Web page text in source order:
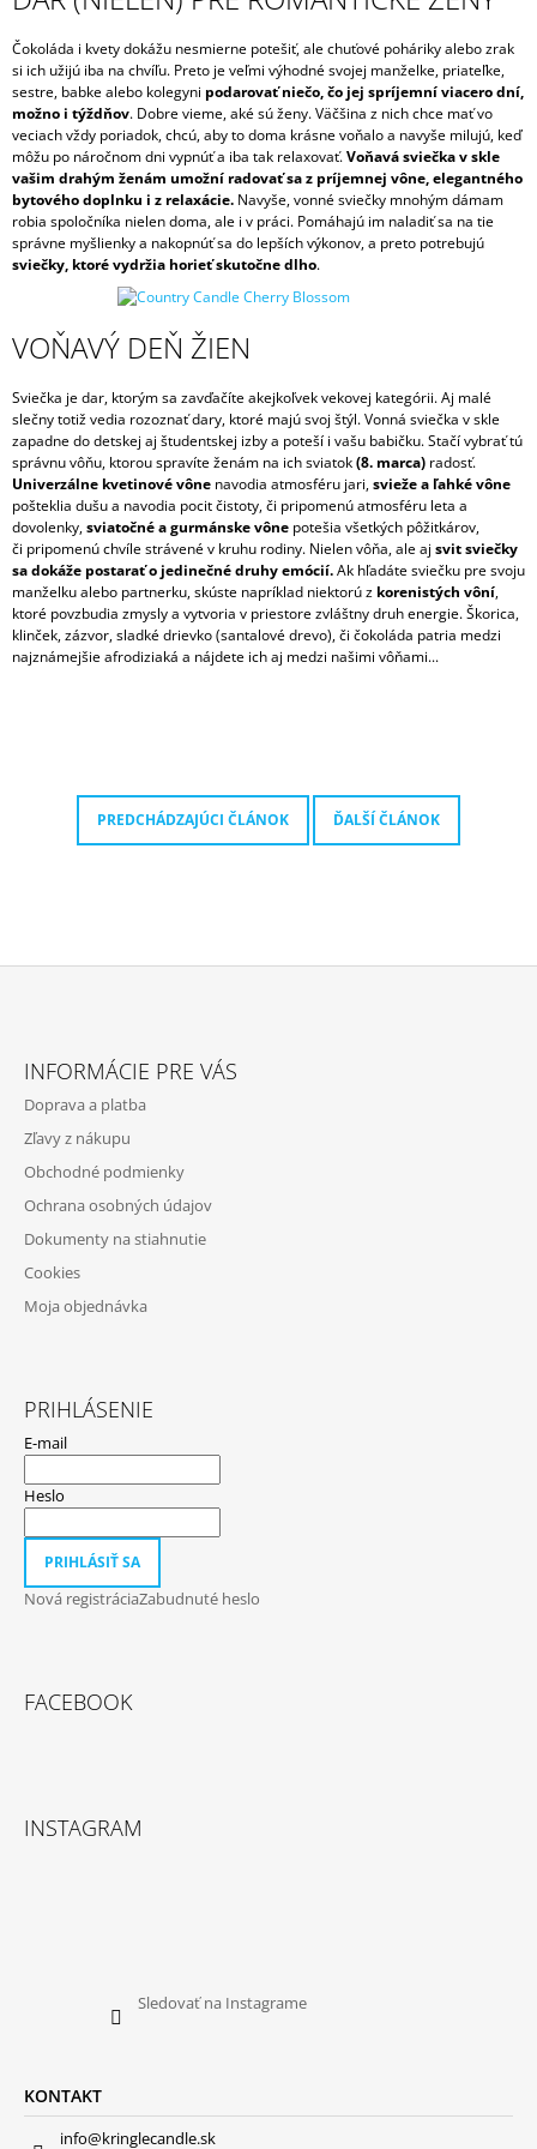
Čokoláda i kvety dokážu nesmierne potešiť, ale chuťové poháriky alebo zrak
si ich užijú iba na chvíľu. Preto je veľmi výhodné svojej manželke, priateľke,
sestre, babke alebo kolegyni podarovať niečo, čo jej spríjemní viacero dní,
možno i týždňov. Dobre vieme, aké sú ženy. Väčšina z nich chce mať vo
veciach vždy poriadok, chcú, aby to doma krásne voňalo a navyše milujú, keď
môžu po náročnom dni vypnúť a iba tak relaxovať.Voňavá sviečka v skle
vašim drahým ženám umožní radovať sa z príjemnej vône, elegantného
bytového doplnku i z relaxácie. Navyše, vonné sviečky mnohým dámam
robia spoločníka nielen doma, ale i v práci. Pomáhajú im naladiť sa na tie
správne myšlienky a nakopnúť sa do lepších výkonov, a preto potrebujú
sviečky, ktoré vydržia horieť skutočne dlho.
VOŇAVÝ DEŇ ŽIEN
Sviečka je dar, ktorým sa zavďačíte akejkoľvek vekovej kategórii. Aj malé
slečny totiž vedia rozoznať dary, ktoré majú svoj štýl. Vonná sviečka v skle
zapadne do detskej aj študentskej izby a poteší i vašu babičku. Stačí vybrať tú
správnu vôňu, ktorou spravíte ženám na ich sviatok(8. marca) radosť.
Univerzálne kvetinové vône navodia atmosféru jari,svieže a ľahké vône
pošteklia dušu a navodia pocit čistoty, či pripomenú atmosféru leta a
dovolenky,sviatočné a gurmánske vône potešia všetkých pôžitkárov,
či pripomenú chvíle strávené v kruhu rodiny. Nielen vôňa, ale aj svit sviečky
sa dokáže postarať o jedinečné druhy emócií.Ak hľadáte sviečku pre svoju
manželku alebo partnerku, skúste napríklad niektorú z korenistých vôní,
ktoré povzbudia zmysly a vytvoria v priestore zvláštny druh energie. Škorica,
klinček, zázvor, sladké drievko (santalové drevo), či čokoláda patria medzi
najznámejšie afrodiziaká a nájdete ich aj medzi našimi vôňami...
PREDCHÁDZAJÚCI ČLÁNOK ĎALŠÍ ČLÁNOK
J
S
Ť
?
HĽADAŤ
D
P
O
R
Ú
Č
A
M
E
IPURO
ESSENTIALS
DARČEKOVOM
BALENÍ
INFORMÁCIE PRE VÁS
Doprava a platba
Zľavy z nákupu
Obchodné podmienky
Ochrana osobných údajov
Dokumenty na stiahnutie
Cookies
Moja objednávka
PRIHLÁSENIE
E-mail
Heslo
PRIHLÁSIŤ SA
Nová registráciaZabudnuté heslo
FACEBOOK
INSTAGRAM
Sledovať na Instagrame
KONTAKT
info@kringlecandle.sk